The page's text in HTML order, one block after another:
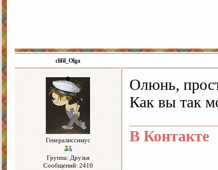
clifil_Olga
Генералиссимус
Группа: Друзья
Сообщений: 2410
Олюнь,
Как вы так
В Контакте